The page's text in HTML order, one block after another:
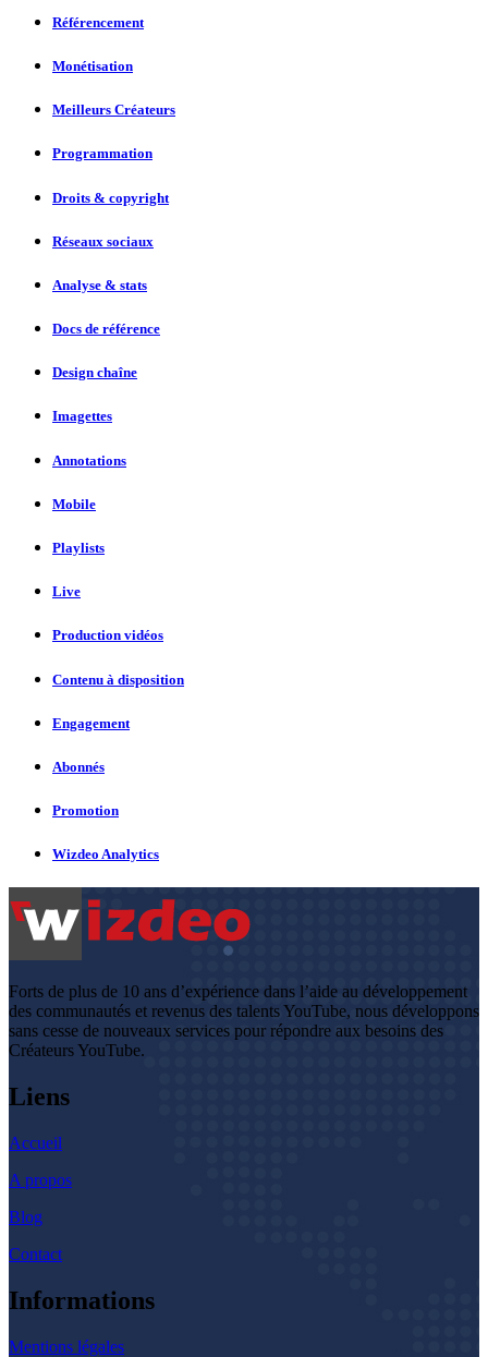
Référencement
Monétisation
Meilleurs Créateurs
Programmation
Droits & copyright
Réseaux sociaux
Analyse & stats
Docs de référence
Design chaîne
Imagettes
Annotations
Mobile
Playlists
Live
Production vidéos
Contenu à disposition
Engagement
Abonnés
Promotion
Wizdeo Analytics
Forts de plus de 10 ans d’expérience dans l’aide au développement
des communautés et revenus des talents YouTube, nous développons
sans cesse de nouveaux services pour répondre aux besoins des
Créateurs YouTube.
Liens
Accueil
A propos
Blog
Contact
Informations
Mentions légales